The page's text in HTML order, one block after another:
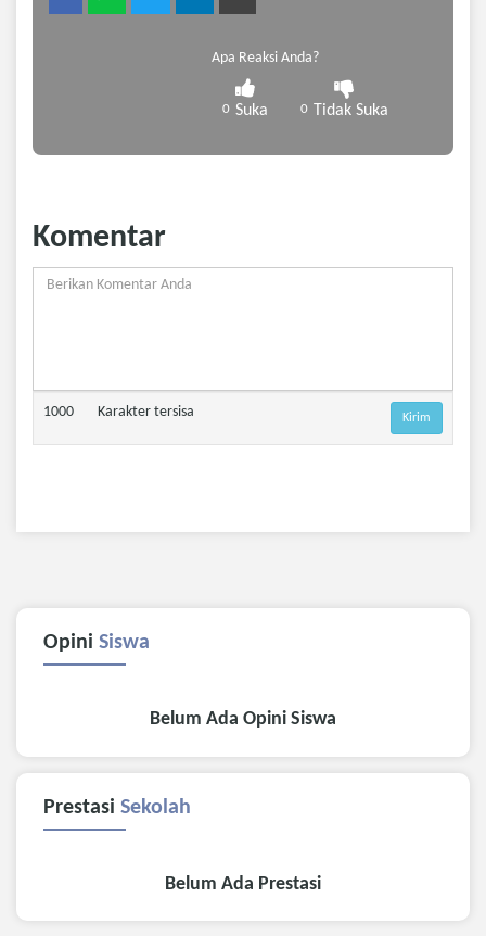
Apa Reaksi Anda?
0 Suka 0 Tidak Suka
Komentar
1000 Karakter tersisa
Opini Siswa
Belum Ada Opini Siswa
Prestasi Sekolah
Belum Ada Prestasi